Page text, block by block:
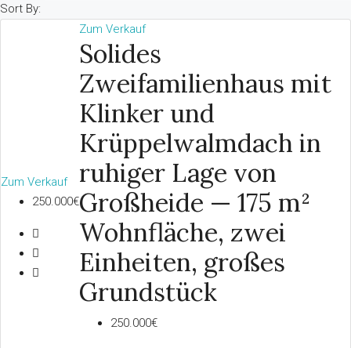
Sort By:
Zum Verkauf
250.000€
Zum Verkauf
Solides
Zweifamilienhaus mit
Klinker und
Krüppelwalmdach in
ruhiger Lage von
Großheide — 175 m²
Wohnfläche, zwei
Einheiten, großes
Grundstück
250.000€